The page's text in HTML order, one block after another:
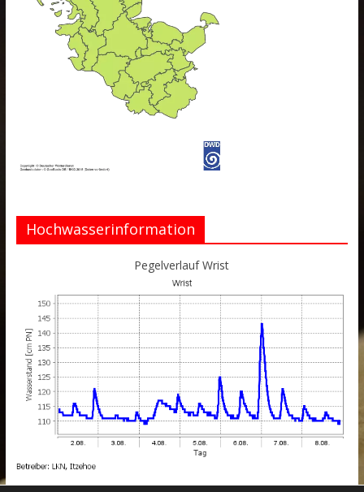
Hochwasserinformation
Pegelverlauf Wrist